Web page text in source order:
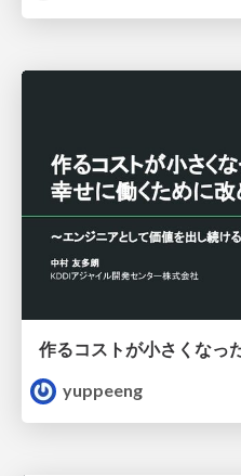
yuppeeng